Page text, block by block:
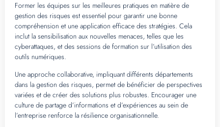
Former les équipes sur les meilleures pratiques en matière de
gestion des risques est essentiel pour garantir une bonne
compréhension et une application efficace des stratégies. Cela
inclut la sensibilisation aux nouvelles menaces, telles que les
cyberattaques, et des sessions de formation sur l’utilisation des
outils numériques.
Une approche collaborative, impliquant différents départements
dans la gestion des risques, permet de bénéficier de perspectives
variées et de créer des solutions plus robustes. Encourager une
culture de partage d’informations et d’expériences au sein de
l’entreprise renforce la résilience organisationnelle.